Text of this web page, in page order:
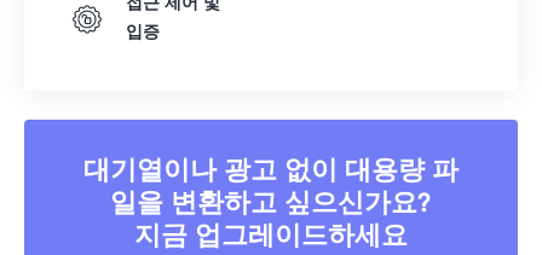
접근 제어 및
입증
대기열이나 광고 없이 대용량 파
일을 변환하고 싶으신가요?
지금 업그레이드하세요